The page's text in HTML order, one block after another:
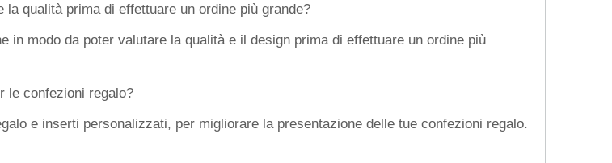
qualità prima di effettuare un ordine più grande?
modo da poter valutare la qualità e il design prima di effettuare un ordine più
le confezioni regalo?
e inserti personalizzati, per migliorare la presentazione delle tue confezioni regalo.